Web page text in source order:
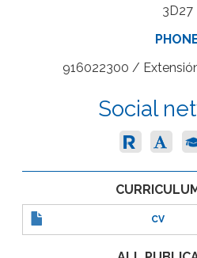
3D27
916022300 /
Social
CV